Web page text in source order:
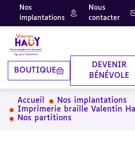
Aller
contenu
principal
Aller
pied
de
page
Aller
la
recherche
Nos
implantations
Nous
contacter
BOUTIQUE
DEVENIR
BÉNÉVOLE
Accueil
Nos implantations
Imprimerie braille Valentin
Nos partitions